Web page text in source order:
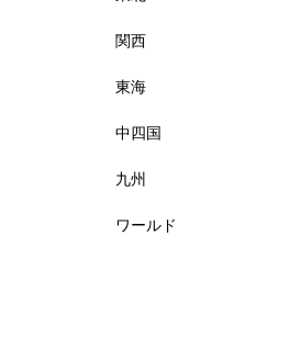
関西
東海
中四国
九州
ワールド